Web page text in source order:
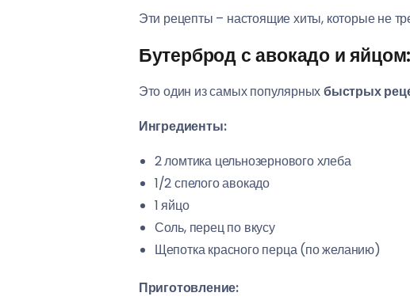
Эти рецепты – настоящие хиты, которые не
Бутерброд с авокадо и
Это один из самых популярныхбыстрых
Ингредиенты:
2 ломтика цельнозернового хлеба
1/2 спелого авокадо
1 яйцо
Соль, перец по вкусу
Щепотка красного перца (по желанию)
Приготовление: